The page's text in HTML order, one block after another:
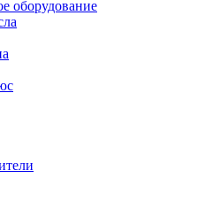
оборудование